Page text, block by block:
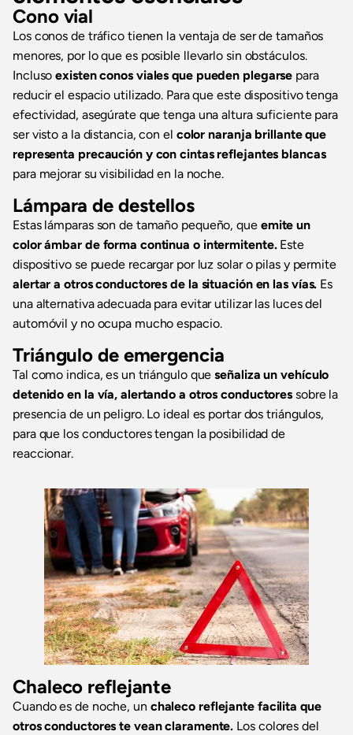
Cono vial
Los conos de tráfico tienen la ventaja de ser de tamaños
menores, por lo que es posible llevarlo sin obstáculos.
Inclusoexisten conos viales que pueden plegarse para
reducir el espacio utilizado. Para que este dispositivo tenga
efectividad, asegúrate que tenga una altura suficiente para
ser visto a la distancia, con el color naranja brillante que
representa precaución y con cintas reflejantes blancas
para mejorar su visibilidad en la noche.
Lámpara de destellos
Estas lámparas son de tamaño pequeño, que emite un
color ámbar de forma continua o intermitente.Este
dispositivo se puede recargar por luz solar o pilas y permite
alertar a otros conductores de la situación en las vías. Es
una alternativa adecuada para evitar utilizar las luces del
automóvil y no ocupa mucho espacio.
Triángulo de emergencia
Tal como indica, es un triángulo queseñaliza un vehículo
detenido en la vía, alertando a otros conductores sobre la
presencia de un peligro. Lo ideal es portar dos triángulos,
para que los conductores tengan la posibilidad de
reaccionar.
Chaleco reflejante
Cuando es de noche, un chaleco reflejante facilita que
otros conductores te vean claramente. Los colores del